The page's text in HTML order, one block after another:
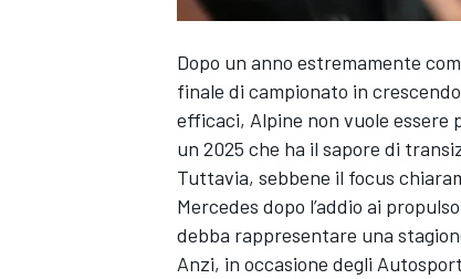
MONOPOSTO
Dopo un anno estremamente
finale di campionato in
efficaci, Alpine non vuole essere
un 2025 che ha il sapore di
Tuttavia, sebbene il focus
Mercedes dopo l’addio ai
debba rappresentare una
Anzi, in occasione degli